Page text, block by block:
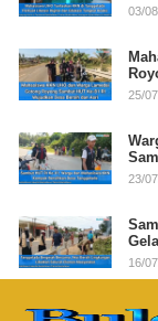
03/
25/
23/
16/